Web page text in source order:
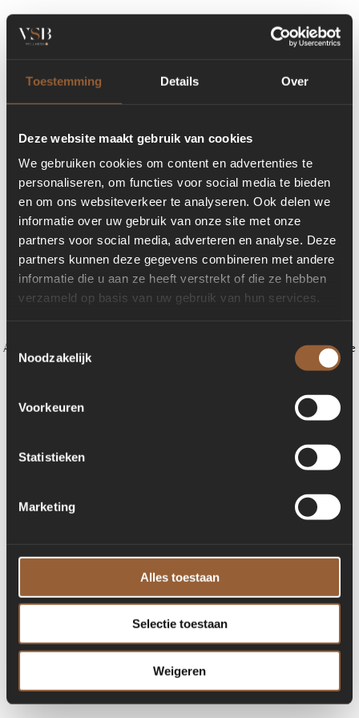
Toestemming Details Over
Deze website maakt gebruik van cookies
We gebruiken cookies om content en advertenties te
personaliseren, om functies voor social media te bieden
en om ons websiteverkeer te analyseren. Ook delen we
informatie over uw gebruik van onze site met onze
partners voor social media, adverteren en analyse. Deze
partners kunnen deze gegevens combineren met andere
informatie die u aan ze heeft verstrekt of die ze hebben
verzameld op basis van uw gebruik van hun services.
Toestemmingsselectie
Noodzakelijk
Voorkeuren
Statistieken
Marketing
Alles toestaan
Selectie toestaan
Weigeren
Application error: a client-side exception has occurred (see the browser console